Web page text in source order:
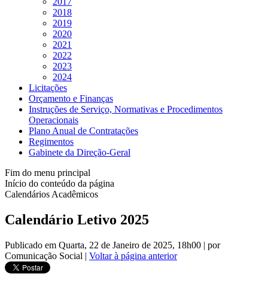
2018
2019
2020
2021
2022
2023
2024
Licitações
Orçamento e Finanças
Instruções de Serviço, Normativas e Procedimentos
Operacionais
Plano Anual de Contratações
Regimentos
Gabinete da Direção-Geral
Fim do menu principal
Início do conteúdo da página
Calendários Acadêmicos
Calendário Letivo 2025
Publicado em Quarta, 22 de Janeiro de 2025, 18h00 | por
Comunicação Social | Voltar à página anterior